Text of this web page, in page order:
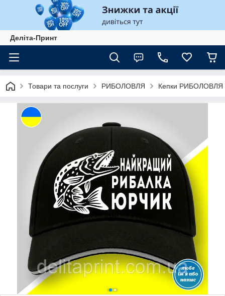
Деліта-Принт
Товари та послуги РИБОЛОВЛЯ Кепки РИБОЛОВЛЯ